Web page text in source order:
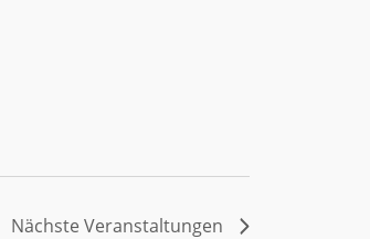
Nächste Veranstaltungen